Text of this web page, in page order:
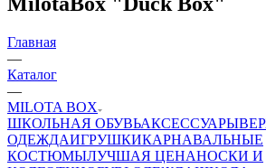
Главная
—
Каталог
—
MILOTA BOX
ШКОЛЬНАЯ ОБУВЬАКСЕССУАРЫ
ОДЕЖДАИГРУШКИКАРНАВАЛЬНЫЕ
КОСТЮМЫЛУЧШАЯ ЦЕНАНОСКИ И